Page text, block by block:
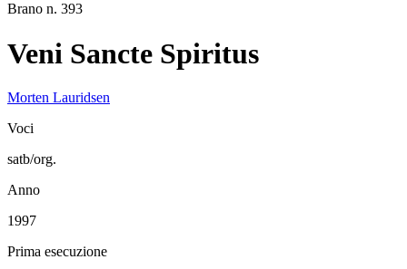
Brano n. 393
Veni Sancte Spiritus
Morten Lauridsen
Voci
satb/org.
Anno
1997
Prima esecuzione